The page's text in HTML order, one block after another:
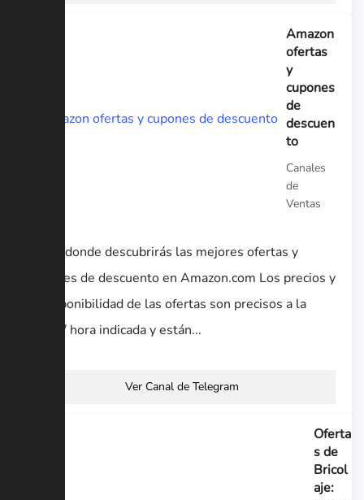
Amazon
ofertas
y
cupones
de
descuen
to
Canales
de
Ventas
Canal donde descubrirás las mejores ofertas y
cupones de descuento en Amazon.com Los precios y
la disponibilidad de las ofertas son precisos a la
fecha / hora indicada y están...
Ver Canal de Telegram
Oferta
s de
Bricol
aje: